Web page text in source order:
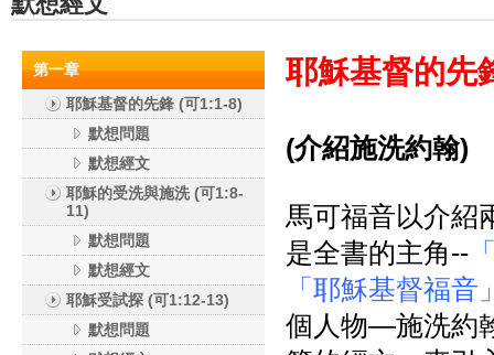
第一章
耶穌基督的先鋒 (可1:1-8)
默想問題
默想經文
耶穌的受洗與施洗 (可1:8-
11)
默想問題
默想經文
耶穌受試探 (可1:12-13)
默想問題
耶穌基督的先
(介紹施洗約翰)
馬可福音以介紹
是全書的主角--
「耶穌基督福音
個人物—施洗約